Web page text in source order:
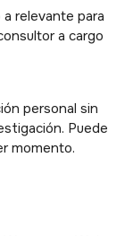
relevante para
a cargo
personal sin
Puede
momento.